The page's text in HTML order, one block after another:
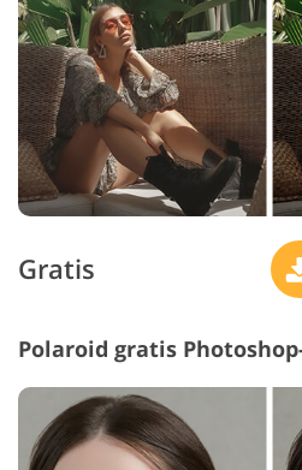
Gratis